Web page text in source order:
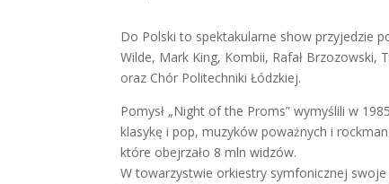
Do Polski to spektakularne show przyjedzie
Wilde, Mark King, Kombii, Rafał Brzozowski,
oraz Chór Politechniki Łódzkiej.
Pomysł „Night of the Proms” wymyślili w
klasykę i pop, muzyków poważnych i
które obejrzało 8 mln widzów.
W towarzystwie orkiestry symfonicznej swoje